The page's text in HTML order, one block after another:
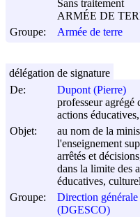
Sans traitement
ARMÉE DE
Groupe:
Armée de terre
De:
Dupont (Pierre)
professeur agrégé
actions
Objet:
au nom de la
l'enseignement
arrêtés et
dans la limite des
éducatives,
Groupe:
Direction
(DGESCO)
délégation de signature